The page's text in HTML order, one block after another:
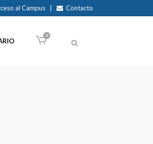
al Campus Contacto
0